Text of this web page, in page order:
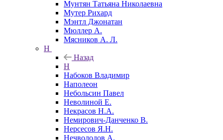
Мунтян Татьяна Николаевна
Мутер Рихард
Мэнтл Джонатан
Мюллер А.
Мясников А. Л.
Н
Назад
Н
Набоков Владимир
Наполеон
Небольсин Павел
Неволиной Е.
Некрасов Н.А.
Немирович-Данченко В.
Нерсесов Я.Н.
Нечволодов А.